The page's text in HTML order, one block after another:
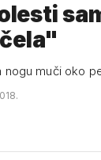
nogu muči oko